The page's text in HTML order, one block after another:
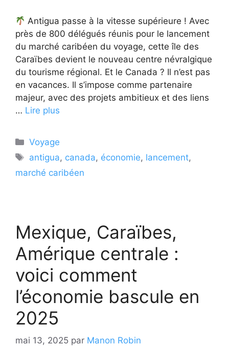
Antigua passe à la vitesse supérieure ! Avec
près de 800 délégués réunis pour le lancement
du marché caribéen du voyage, cette île des
Caraïbes devient le nouveau centre névralgique
du tourisme régional. Et le Canada ? Il n’est pas
en vacances. Il s’impose comme partenaire
majeur, avec des projets ambitieux et des liens
… Lire plus
Catégories
Voyage
Étiquettes
antigua, canada, économie, lancement,
marché caribéen
Mexique, Caraïbes,
Amérique centrale :
voici comment
l’économie bascule en
2025
mai 13, 2025 par Manon Robin